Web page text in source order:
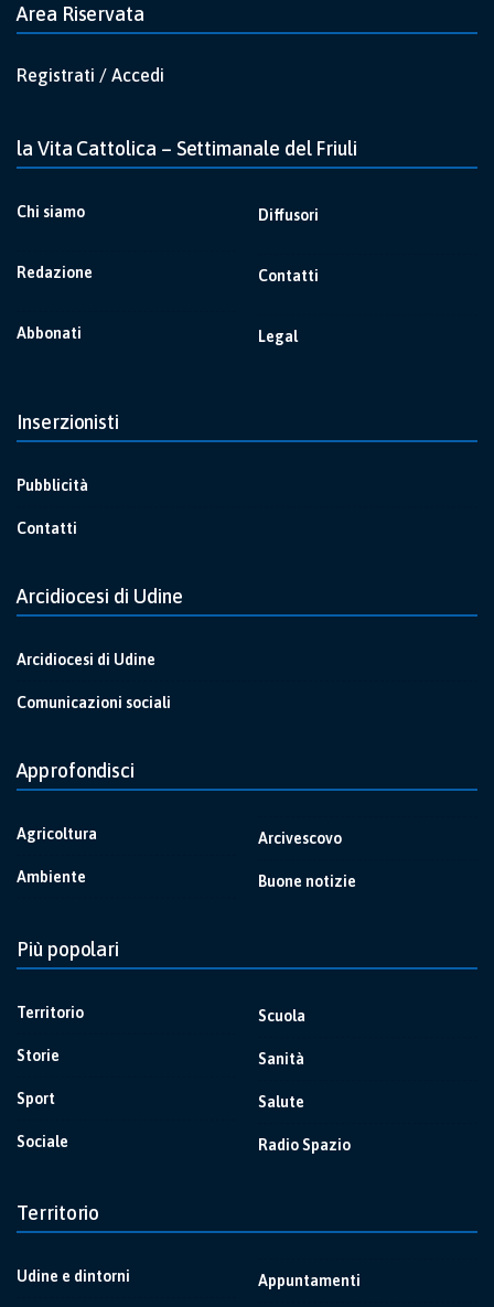
Area Riservata
Registrati / Accedi
la Vita Cattolica – Settimanale del Friuli
Chi siamo
Redazione
Abbonati
Diffusori
Contatti
Legal
Inserzionisti
Pubblicità
Contatti
Arcidiocesi di Udine
Arcidiocesi di Udine
Comunicazioni sociali
Approfondisci
Agricoltura
Ambiente
Arcivescovo
Buone notizie
Più popolari
Territorio
Storie
Sport
Sociale
Scuola
Sanità
Salute
Radio Spazio
Territorio
Udine e dintorni Appuntamenti